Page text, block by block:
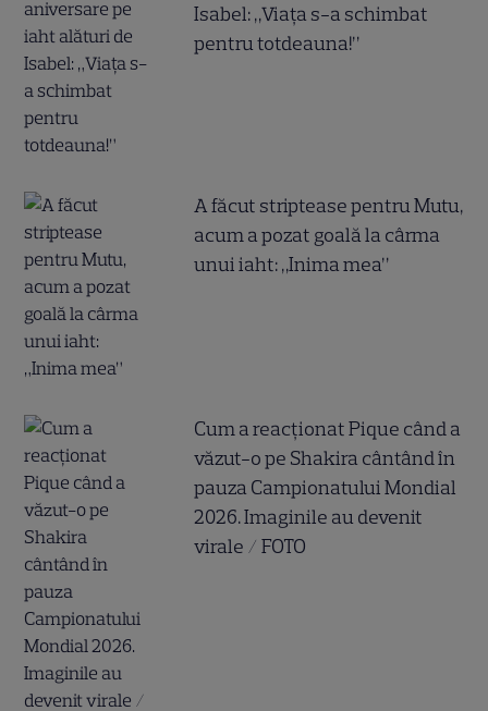
Isabel: „Viața s-a schimbat
pentru totdeauna!”
A făcut striptease pentru Mutu,
acum a pozat goală la cârma
unui iaht: „Inima mea”
Cum a reacționat Pique când a
văzut-o pe Shakira cântând în
pauza Campionatului Mondial
2026. Imaginile au devenit
virale / FOTO